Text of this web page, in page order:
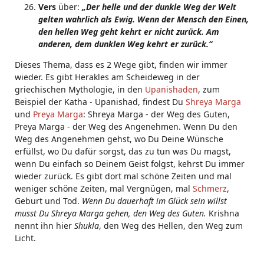
Vers über: „Der helle und der dunkle Weg der Welt
gelten wahrlich als Ewig. Wenn der Mensch den Einen,
den hellen Weg geht kehrt er nicht zurück. Am
anderen, dem dunklen Weg kehrt er zurück.“
Dieses Thema, dass es 2 Wege gibt, finden wir immer
wieder. Es gibt Herakles am Scheideweg in der
griechischen Mythologie, in den Upanishaden, zum
Beispiel der Katha - Upanishad, findest Du Shreya Marga
und Preya Marga: Shreya Marga - der Weg des Guten,
Preya Marga - der Weg des Angenehmen. Wenn Du den
Weg des Angenehmen gehst, wo Du Deine Wünsche
erfüllst, wo Du dafür sorgst, das zu tun was Du magst,
wenn Du einfach so Deinem Geist folgst, kehrst Du immer
wieder zurück. Es gibt dort mal schöne Zeiten und mal
weniger schöne Zeiten, mal Vergnügen, mal Schmerz,
Geburt und Tod. Wenn Du dauerhaft im Glück sein willst
musst Du Shreya Marga gehen, den Weg des Guten. Krishna
nennt ihn hier Shukla, den Weg des Hellen, den Weg zum
Licht.